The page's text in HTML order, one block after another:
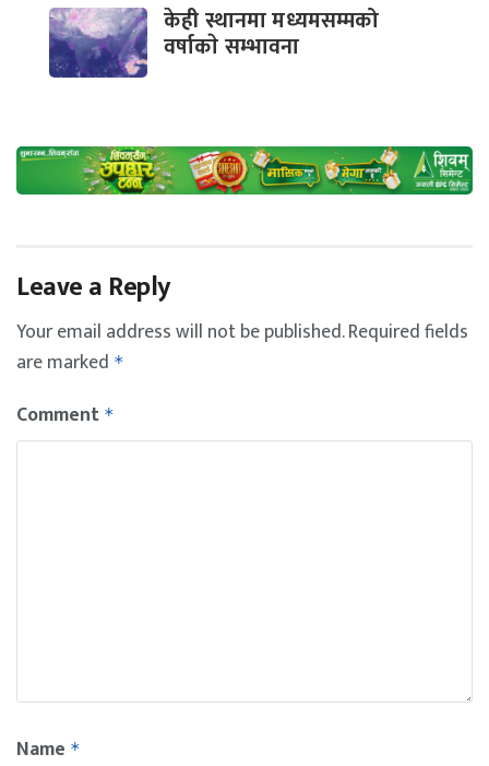
केही स्थानमा मध्यमसम्मको
वर्षाकाे सम्भावना
Leave a Reply
Your email address will not be published.Required fields
are marked *
Comment *
Name *